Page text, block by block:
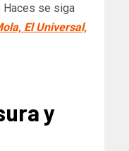
Haces se siga
El Universal,
y